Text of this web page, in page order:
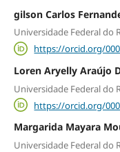
gilson Carlos
Universidade Federal do
https://orcid.org/
Loren Aryelly Araújo
Universidade Federal do
https://orcid.org/
Margarida Mayara
Universidade Federal do